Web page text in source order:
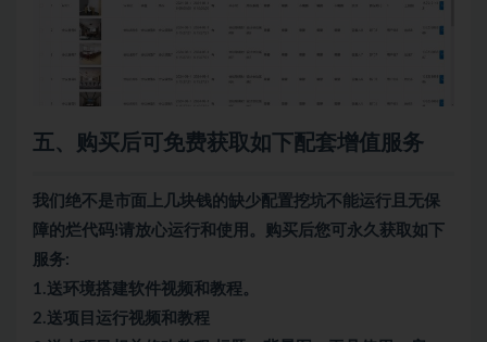
五、购买后可免费获取如下配套增值服务
我们绝不是市面上几块钱的缺少配置挖坑不能运行且无保
障的烂代码!请放心运行和使用。购买后您可永久获取如下
服务:
1.送环境搭建软件视频和教程。
2.送项目运行视频和教程